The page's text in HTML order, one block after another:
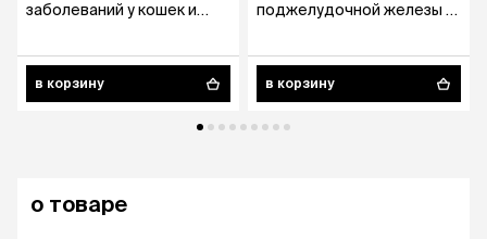
заболеваний у кошек и
в корзину
поджелудочной железы у
в корзину
о товаре